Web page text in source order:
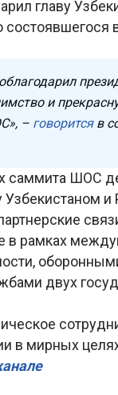
главу
состоявшегося
и
– говорится в
саммита ШОС
и
в рамках
двух
в мирных